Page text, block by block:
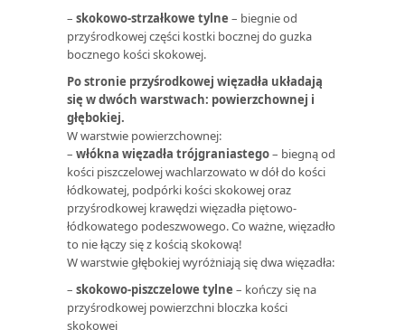
– skokowo-strzałkowe tylne – biegnie od
przyśrodkowej części kostki bocznej do guzka
bocznego kości skokowej.
Po stronie przyśrodkowej więzadła układają
się w dwóch warstwach: powierzchownej i
głębokiej.
W warstwie powierzchownej:
– włókna więzadła trójgraniastego– biegną od
kości piszczelowej wachlarzowato w dół do kości
łódkowatej, podpórki kości skokowej oraz
przyśrodkowej krawędzi więzadła piętowo-
łódkowatego podeszwowego. Co ważne, więzadło
to nie łączy się z kością skokową!
W warstwie głębokiej wyróżniają się dwa więzadła:
– skokowo-piszczelowe tylne – kończy się na
przyśrodkowej powierzchni bloczka kości
skokowej